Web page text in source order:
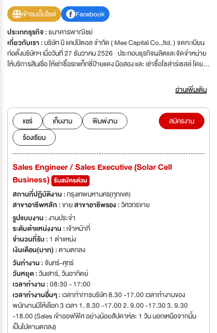
เข้าชมเว็บไซต์
Facebook
ประเภทธุรกิจ :ธนาคารพาณิชย์
เกี่ยวกับเรา :บริษัท มี แคปปิตอล จำกัด ( Mee Capital Co.,ltd. ) จดทะเบียน
ก่อตั้งบริษัทฯ เมื่อวันที่ 27 ธันวาคม 2526 ประกอบธุรกิจผลิตและจัดจำหน่าย
ให้บริการสินเชื่อ ให้เช่าซื้อรถแท็กซี่ป้ายแดง มือสอง และ เช่าซื้อโซล่าร์เซลล์ โดย
โครงการรถบรรทุกเสี่ยน้อย ให้โอกาสได้เป็นเจ้าของรถเมื่อผ่อนจบสัญญา และ
200 คน - มียอดขาย 800 - 1,000 ล้านบาท/ปี บริษัทฯ ตั้งอยู่ที่ 455/9-11
ถนนพระราม 6 แขวงถนนเพชรบุรี เขตราชเทวี กรุงเทพฯ 10400 บริษัทมีแผนนำ
บริษัทเข้าจดทะเบียนในตลาดหลักทรัพย์ในขณะนี้กำลังอยู่ระหว่างขั้นตอน PRE-
IPO จึงต้องการรับสมัครบุคลากรโดยเฉพาะคนรุ่นใหม่ที่ชอบงานท้าทาย ซึ่งมี
การเตรียมการในด้านระบบโปรแกรม ERP กระบวนการทำงาน มีการนำ
อีกทั้งมี Internal & External Auditor (ฺBig-4) FA เข้ามาช่วยแนะนำเป็นที่
ปรึกษาในการวางระบบ ระบบ Control และเป็นที่ปรึกษาทางการเงิน -มีเต็นท์รถ
7 แห่ง คือ เต็นท์กาญจนาภิเษก,เต็นท์พระราม 9, เต็นท์สุวินทวงศ์, เต็นท์พระราม
2 เต็นท์พระราม3 เต็นท์ศรีนครินทร์ และเต็นท์บางพูน รวมถึงมีศูนย์ซ่อมบำรุงอยู่
เลียบทางด่วนศรีรัช ถนนบรมราชชนนี กทม ร่วมเป็นส่วนหนึ่งกับ Mee Capital
เพื่อสร้างอนาคตที่มั่นคงและมีเป้าหมาย เรากำลังมองหาบุคลากรมืออาชีพที่มี
ความพร้อมในการเติบโตไปกับองค์กร โดยผู้ร่วมงานจะได้รับ: - โอกาสในการ
เติบโตในสายงานอย่างต่อเนื่อง - การทำงานร่วมกับทีมที่มีความเชี่ยวชาญและ
เปี่ยมด้วยประสบการณ์ - การพัฒนาและเรียนรู้ภายใต้องค์กรที่ให้ความสำคัญ
กับคนเป็นศูนย์กลาง - ความมั่นคงในสายอาชีพ และโอกาสก้าวหน้าในระยะยาว
อ่านเพิ่มเติม
แชร์ เก็บงาน
พิมพ์งาน
ร้องเรียน
สมัครงาน
Sales Engineer / Sales Executive (Solar Cell
Business) รับสมัครด่วน
สถานที่ปฏิบัติงาน :กรุงเทพมหานคร(ทุกเขต)
สาขาอาชีพหลัก :ขายสาขาอาชีพรอง :วิศวกรขาย
รูปแบบงาน :งานประจำ
ระดับตำแหน่งงาน : เจ้าหน้าที่
จำนวนที่รับ : 1 ตำแหน่ง
เงินเดือน(บาท) :ตามตกลง
วันทำงาน :จันทร์-ศุกร์
วันหยุด :วันเสาร์,วันอาทิตย์
เวลาทำงาน :08:30 - 17:00
เวลาทำงานอื่นๆ : เวลาทำการบริษัท 8.30 -17.00 เวลาทำงานของ
พนักงานมีให้เลือก 3 เวลา 1. 8.30 -17.00 2. 9.00 -17.30 3. 9.30
-18.00 (Sales เข้าออฟฟิศ อย่างน้อยสัปดาห์ละ 1 วัน นอกเหนือจากนั้น
เป็นไปตามตกลง)